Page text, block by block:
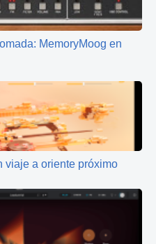
MemoryMoog en
viaje a oriente próximo